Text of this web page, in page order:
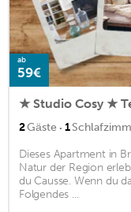
ab
59€
★ Studio Cosy ★
2Gäste · 1
Dieses Apartment in
Natur der Region
du Causse. Wenn du
Folgendes ...